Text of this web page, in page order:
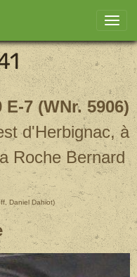
7 (WNr. 5906)
d'Herbignac, à
Roche Bernard
Daniel Dahiot)